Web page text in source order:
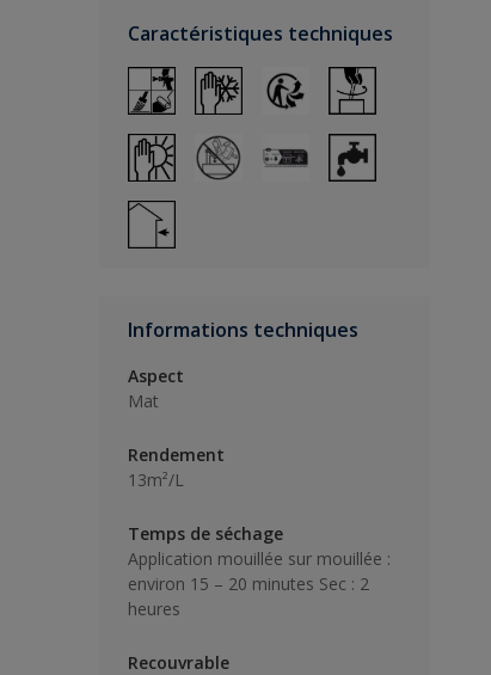
Caractéristiques techniques
Informations techniques
Aspect
Mat
Rendement
13m²/L
Temps de séchage
Application mouillée sur mouillée :
environ 15 – 20 minutes Sec : 2
heures
Recouvrable